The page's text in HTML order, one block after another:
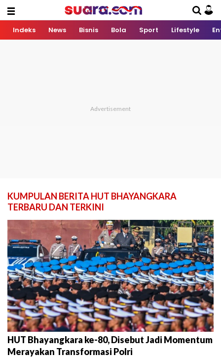
Indeks News Bisnis Bola Sport Lifestyle
KUMPULAN BERITA HUT BHAYANGKARA
TERBARU DAN TERKINI
HUT Bhayangkara ke-80, Disebut Jadi Momentum
Merayakan Transformasi Polri